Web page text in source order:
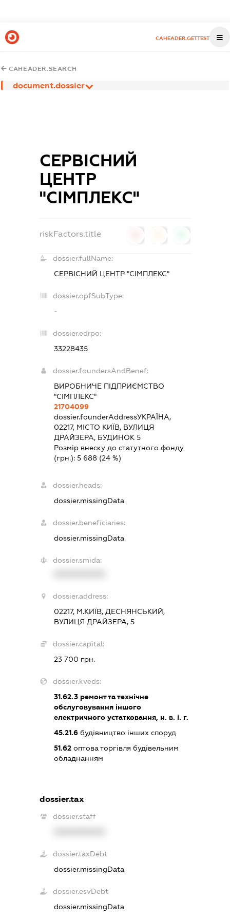
CAHEADER.GETTEST
CAHEADER.SEARCH
document.dossier
СЕРВІСНИЙ
ЦЕНТР
"СІМПЛЕКС"
riskFactors.title
dossier.fullName:
СЕРВІСНИЙ ЦЕНТР "СІМПЛЕКС"
dossier.opfSubType:
-
dossier.edrpo:
33228435
dossier.foundersAndBenef:
ВИРОБНИЧЕ ПІДПРИЄМСТВО
"СІМПЛЕКС"
21704099
dossier.founderAddressУКРАЇНА,
02217, МІСТО КИЇВ, ВУЛИЦЯ
ДРАЙЗЕРА, БУДИНОК 5
Розмір внеску до статутного фонду
(грн.):5 688 (24 %)
dossier.heads:
dossier.missingData
dossier.beneficiaries:
dossier.missingData
dossier.smida:
dossier.address:
02217, М.КИЇВ, ДЕСНЯНСЬКИЙ,
ВУЛИЦЯ ДРАЙЗЕРА, 5
dossier.capital:
23 700 грн.
dossier.kveds:
31.62.3 ремонт та технічне
обслуговування іншого
електричного устатковання, н. в. і. г.
45.21.6 будівництво інших споруд
51.62 оптова торгівля будівельним
обладнанням
dossier.tax
dossier.staff
dossier.taxDebt
dossier.missingData
dossier.esvDebt
dossier.missingData